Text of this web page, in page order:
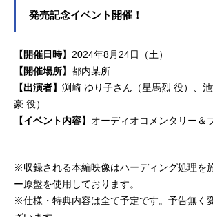
発売記念イベント開催！
【開催日時】 2024年8月24日（土）
【開催場所】 都内某所
【出演者】 渕崎 ゆり子さん（星馬烈 役）、
豪 役）
【イベント内容】 オーディオコメンタリー＆
※収録される本編映像はハーディング処理を
ー原盤を使用しております。
※仕様・特典内容は全て予定です。予告無く